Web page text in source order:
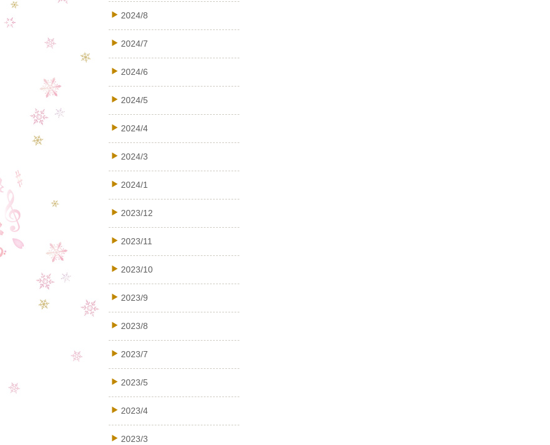
2024/8
2024/7
2024/6
2024/5
2024/4
2024/3
2024/1
2023/12
2023/11
2023/10
2023/9
2023/8
2023/7
2023/5
2023/4
2023/3